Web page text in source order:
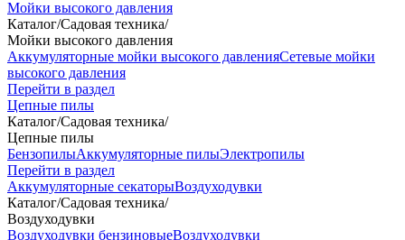
Мойки высокого давления
Каталог/Садовая техника/
Мойки высокого давления
Аккумуляторные мойки высокого давленияСетевые мойки
высокого давления
Перейти в раздел
Цепные пилы
Каталог/Садовая техника/
Цепные пилы
БензопилыАккумуляторные пилыЭлектропилы
Перейти в раздел
Аккумуляторные секаторыВоздуходувки
Каталог/Садовая техника/
Воздуходувки
Воздуходувки бензиновыеВоздуходувки